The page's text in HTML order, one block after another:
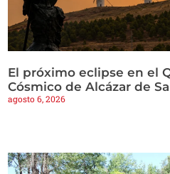
El próximo eclipse en el
Cósmico de Alcázar de
agosto 6, 2026